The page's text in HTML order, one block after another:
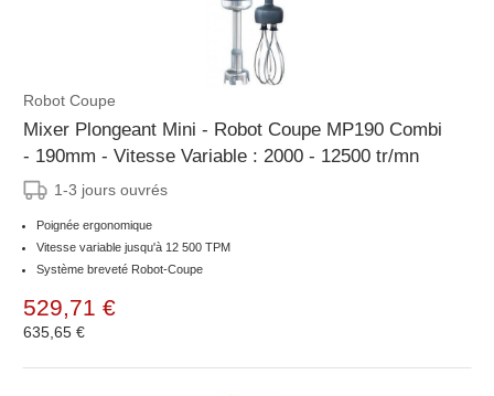
Robot Coupe
Mixer Plongeant Mini - Robot Coupe MP190 Combi
- 190mm - Vitesse Variable : 2000 - 12500 tr/mn
1-3 jours ouvrés
Poignée ergonomique
Vitesse variable jusqu'à 12 500 TPM
Système breveté Robot-Coupe
529,71 €
635,65 €